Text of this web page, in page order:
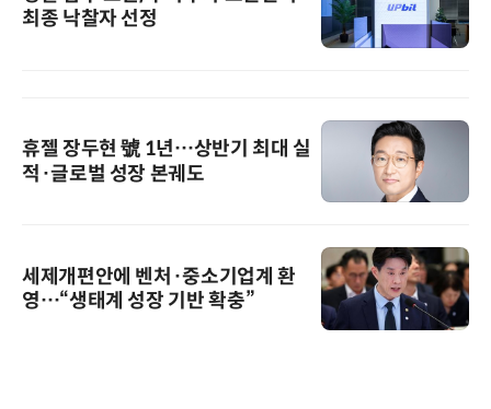
최종 낙찰자 선정
휴젤 장두현 號 1년…상반기 최대 실
적·글로벌 성장 본궤도
세제개편안에 벤처·중소기업계 환
영…“생태계 성장 기반 확충”